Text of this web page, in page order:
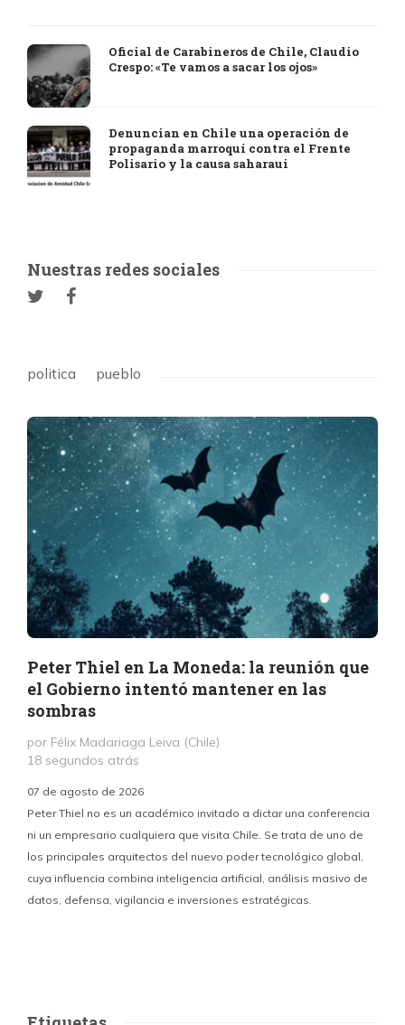
Oficial de Carabineros de Chile, Claudio
Crespo: «Te vamos a sacar los ojos»
Denuncian en Chile una operación de
propaganda marroquí contra el Frente
Polisario y la causa saharaui
Nuestras redes sociales
politica pueblo
Peter Thiel en La Moneda: la reunión que
el Gobierno intentó mantener en las
sombras
por Félix Madariaga Leiva (Chile)
18 segundos atrás
07 de agosto de 2026
Peter Thiel no es un académico invitado a dictar una conferencia
ni un empresario cualquiera que visita Chile. Se trata de uno de
los principales arquitectos del nuevo poder tecnológico global,
cuya influencia combina inteligencia artificial, análisis masivo de
datos, defensa, vigilancia e inversiones estratégicas.